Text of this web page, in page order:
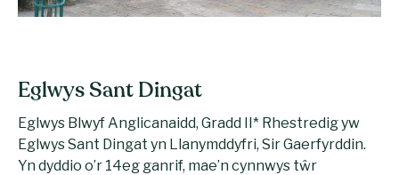
Eglwys Sant Dingat
Eglwys Blwyf Anglicanaidd, Gradd II* Rhestredig yw
Eglwys Sant Dingat yn Llanymddyfri, Sir Gaerfyrddin.
Yn dyddio o’r 14eg ganrif, mae’n cynnwys tŵr